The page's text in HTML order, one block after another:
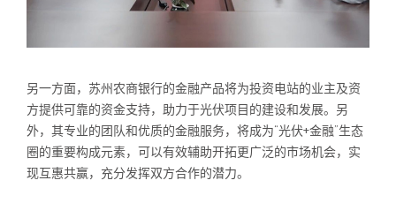
另一方面，苏州农商银行的金融产品将为投资电站的业主及资
方提供可靠的资金支持，助力于光伏项目的建设和发展。另
外，其专业的团队和优质的金融服务，将成为“光伏+金融”生态
圈的重要构成元素，可以有效辅助开拓更广泛的市场机会，实
现互惠共赢，充分发挥双方合作的潜力。